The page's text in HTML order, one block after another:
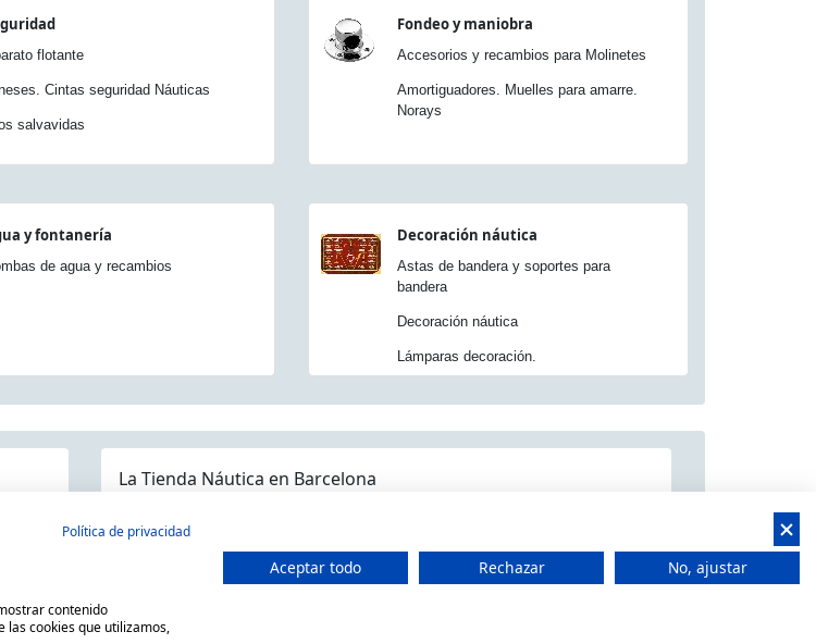
flotante
Cintas seguridad Náuticas
salvavidas
Fondeo y maniobra
Accesorios y recambios para Molinetes
Amortiguadores. Muelles para amarre.
Norays
y fontanería
de agua y recambios
Decoración náutica
Astas de bandera y soportes para
bandera
Decoración náutica
Lámparas decoración.
La Tienda Náutica en Barcelona
MARSAL EQUIPOS NÁUTICOS SLL CIF: B66506940
Horario de 9.00h a 14:00h y de 15.00h a 18.00h -
Política de privacidad
contenido
las cookies que utilizamos,
Aceptar todo Rechazar No, ajustar